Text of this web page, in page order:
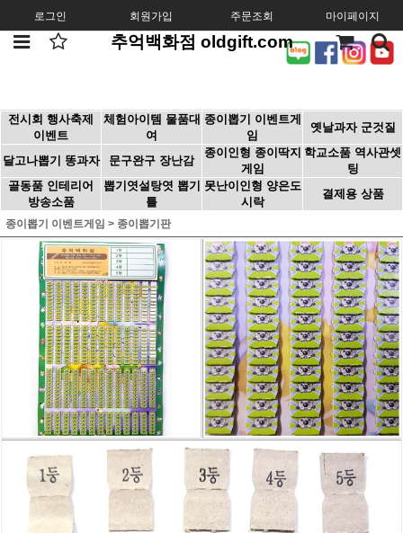
로그인 회원가입 주문조회 마이페이지
추억백화점 oldgift.com
전시회 행사축제
이벤트
체험아이템 물품대
여
종이뽑기 이벤트게
임
옛날과자 군것질
달고나뽑기 똥과자 문구완구 장난감
종이인형 종이딱지
게임
학교소품 역사관셋
팅
골동품 인테리어
방송소품
뽑기엿설탕엿 뽑기
틀
못난이인형 양은도
시락
결제용 상품
종이뽑기 이벤트게임 > 종이뽑기판